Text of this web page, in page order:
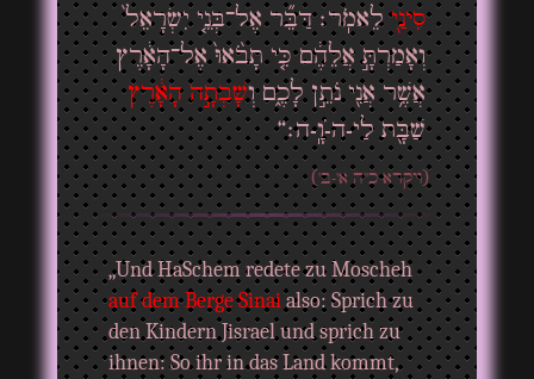
סִינַ֖ילֵאמֹֽר׃ דַּבֵּ֞ר אֶל־בְּנֵ֤י יִשְׂרָאֵל֙
וְאָמַרְתָּ֣ אֲלֵהֶ֔ם כִּ֤י תָבֹ֙אוּ֙ אֶל־הָאָ֔רֶץ
אֲשֶׁ֥ר אֲנִ֖י נֹתֵ֣ן לָכֶ֑ם וְשָׁבְתָ֣ה הָאָ֔רֶץ
שַׁבָּ֖ת לַי-ה-ֹוָֽ-ה׃“
(ויקרא כ"ה א'-ב')
„Und HaSchem redete zu Moscheh
auf dem Berge Sinaialso: Sprich zu
den Kindern Jisrael und sprich zu
ihnen: So ihr in das Land kommt,